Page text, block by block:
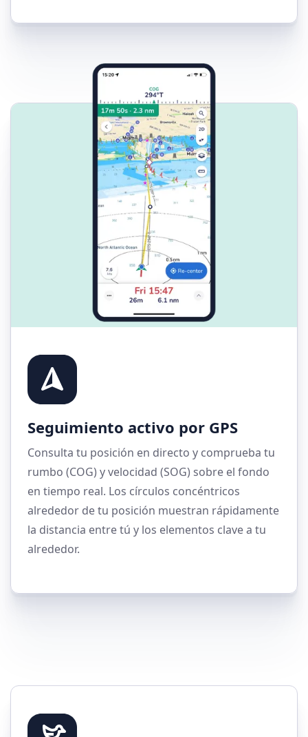
Seguimiento activo por GPS
Consulta tu posición en directo y comprueba tu
rumbo (COG) y velocidad (SOG) sobre el fondo
en tiempo real. Los círculos concéntricos
alrededor de tu posición muestran rápidamente
la distancia entre tú y los elementos clave a tu
alrededor.